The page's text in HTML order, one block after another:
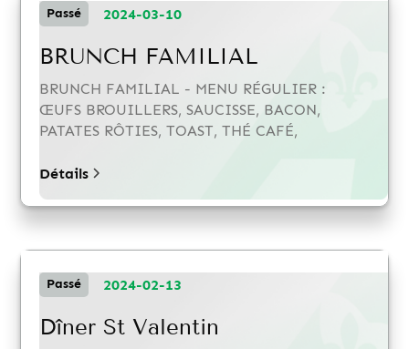
Passé 2024-03-10
BRUNCH FAMILIAL
BRUNCH FAMILIAL - MENU RÉGULIER :
ŒUFS BROUILLERS, SAUCISSE, BACON,
PATATES RÔTIES, TOAST, THÉ CAFÉ,
Détails
Passé 2024-02-13
Dîner St Valentin